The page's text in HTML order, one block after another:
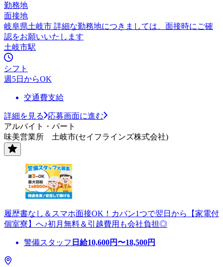
勤務地
面接地
岐阜県土岐市 詳細な勤務地につきましては、面接時にご確
認をお願いいたします
土岐市駅
シフト
週5日からOK
交通費支給
詳細を見る
応募画面に進む
アルバイト・パート
味美営業所 土岐市(セイフラインズ株式会社)
履歴書なし＆スマホ面接OK！カバン1つで翌日から【家電付
個室寮】へ♪初月無料＆引越費用も会社負担◎
警備スタッフ 日給10,600円〜18,500円